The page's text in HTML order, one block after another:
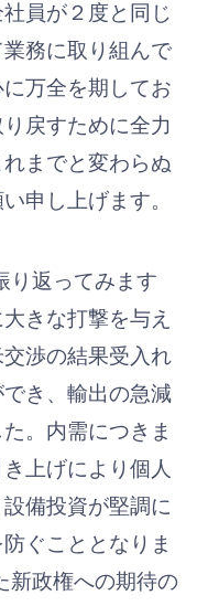
員が２度と同じ
務に取り組んで
万全を期してお
戻すために全力
までと変わらぬ
申し上げます。
り返ってみます
きな打撃を与え
渉の結果受入れ
き、輸出の急減
。内需につきま
上げにより個人
備投資が堅調に
ぐこととなりま
新政権への期待の